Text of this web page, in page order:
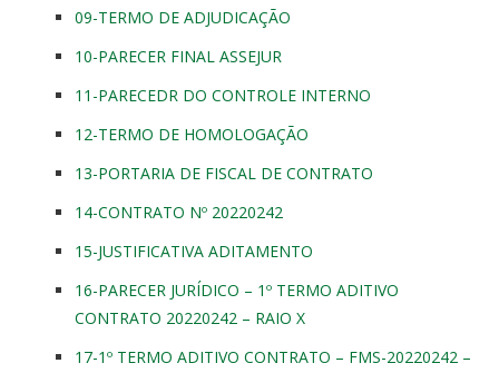
09-TERMO DE ADJUDICAÇÃO
10-PARECER FINAL ASSEJUR
11-PARECEDR DO CONTROLE INTERNO
12-TERMO DE HOMOLOGAÇÃO
13-PORTARIA DE FISCAL DE CONTRATO
14-CONTRATO Nº 20220242
15-JUSTIFICATIVA ADITAMENTO
16-PARECER JURÍDICO – 1º TERMO ADITIVO
CONTRATO 20220242 – RAIO X
17-1º TERMO ADITIVO CONTRATO – FMS-20220242 –